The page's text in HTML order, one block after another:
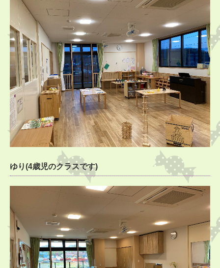
ゆり(4歳児のクラスです)